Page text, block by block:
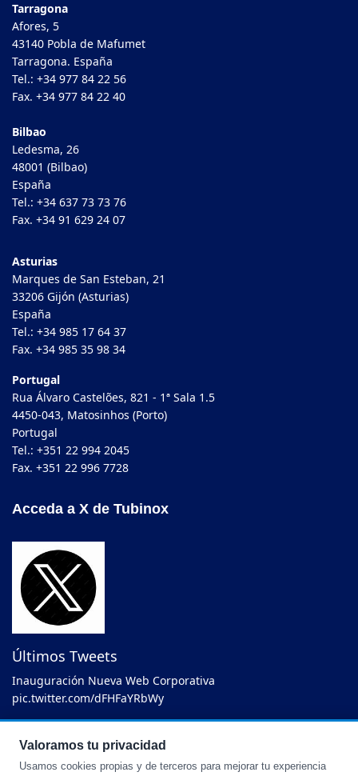
Valoramos tu privacidad
Usamos cookies propias y de terceros para mejorar tu experiencia
Tarragona
Afores, 5
43140 Pobla de Mafumet
Tarragona. España
Tel.: +34 977 84 22 56
Fax. +34 977 84 22 40
Bilbao
Ledesma, 26
48001 (Bilbao)
España
Tel.: +34 637 73 73 76
Fax. +34 91 629 24 07
Asturias
Marques de San Esteban, 21
33206 Gijón (Asturias)
España
Tel.: +34 985 17 64 37
Fax. +34 985 35 98 34
Portugal
Rua Álvaro Castelões, 821 - 1ª Sala 1.5
4450-043, Matosinhos (Porto)
Portugal
Tel.: +351 22 994 2045
Fax. +351 22 996 7728
Acceda a X de Tubinox
Últimos Tweets
Inauguración Nueva Web Corporativa
pic.twitter.com/dFHFaYRbWy